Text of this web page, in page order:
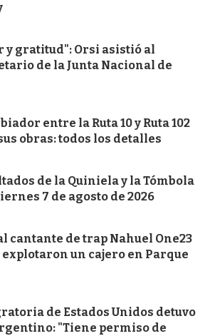
y gratitud": Orsi asistió al
de la Junta Nacional de
entre la Ruta 10 y Ruta 102
obras: todos los detalles
de la Quiniela y la Tómbola
7 de agosto de 2026
cantante de trap Nahuel One23
un cajero en Parque
de Estados Unidos detuvo
"Tiene permiso de